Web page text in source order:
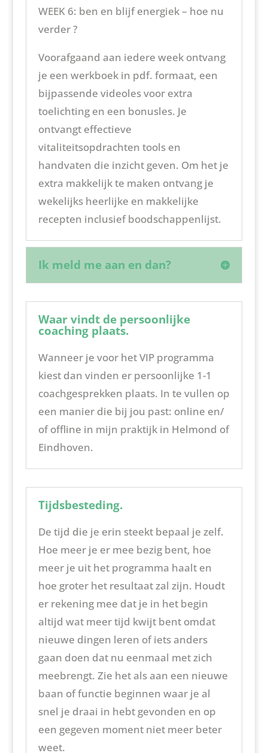
WEEK 6: ben en blijf energiek – hoe nu
verder ?
Voorafgaand aan iedere week ontvang
je een werkboek in pdf. formaat, een
bijpassende videoles voor extra
toelichting en een bonusles. Je
ontvangt effectieve
vitaliteitsopdrachten tools en
handvaten die inzicht geven. Om het je
extra makkelijk te maken ontvang je
wekelijks heerlijke en makkelijke
recepten inclusief boodschappenlijst.
Ik meld me aan en dan?
Waar vindt de persoonlijke
coaching plaats.
Wanneer je voor het VIP programma
kiest dan vinden er persoonlijke 1-1
coachgesprekken plaats. In te vullen op
een manier die bij jou past: online en/
of offline in mijn praktijk in Helmond of
Eindhoven.
Tijdsbesteding.
De tijd die je erin steekt bepaal je zelf.
Hoe meer je er mee bezig bent, hoe
meer je uit het programma haalt en
hoe groter het resultaat zal zijn. Houdt
er rekening mee dat je in het begin
altijd wat meer tijd kwijt bent omdat
nieuwe dingen leren of iets anders
gaan doen dat nu eenmaal met zich
meebrengt. Zie het als aan een nieuwe
baan of functie beginnen waar je al
snel je draai in hebt gevonden en op
een gegeven moment niet meer beter
weet.